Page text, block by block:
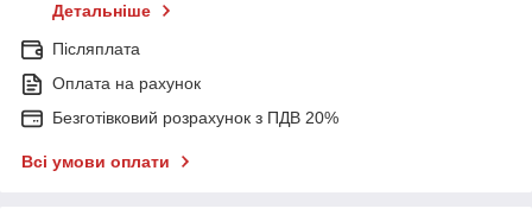
Детальніше
Післяплата
Оплата на рахунок
Безготівковий розрахунок з ПДВ 20%
Всі умови оплати